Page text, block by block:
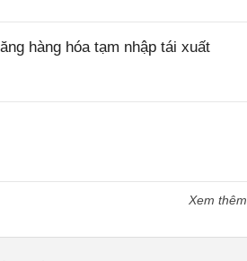
hàng hóa tạm nhập tái xuất
Xem thêm